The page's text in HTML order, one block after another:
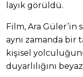
layık görüldü.
Film, Ara Güler’in
aynı zamanda bir
kişisel
duyarlılığını